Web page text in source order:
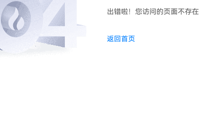
出错啦！您访问的页面不存在
返回首页